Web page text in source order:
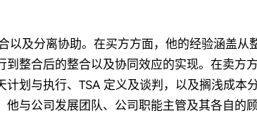
以及分离协助。在买方方面，他的经验涵盖从
整合后的整合以及协同效应的实现。在卖方
划与执行、TSA 定义及谈判，以及搁浅成本
与公司发展团队、公司职能主管及其各自的顾